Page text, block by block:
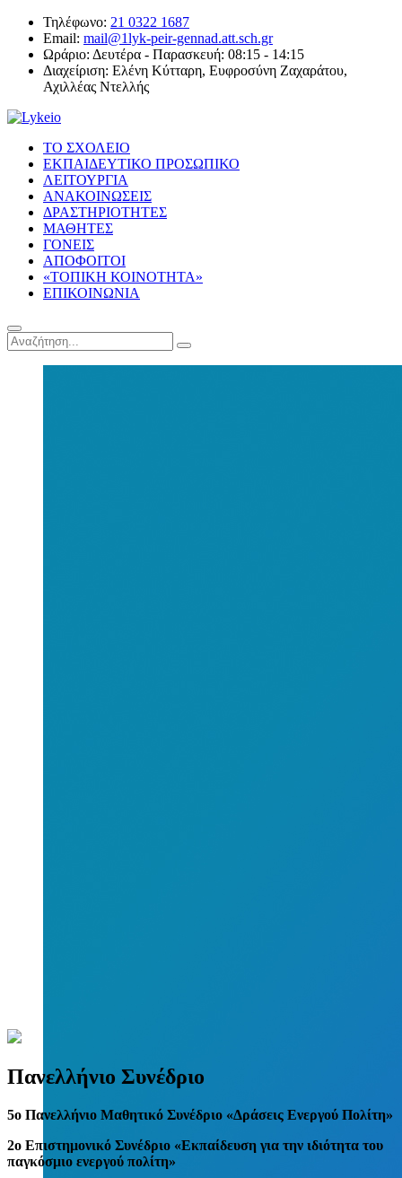
Τηλέφωνο: 21 0322 1687
Email: mail@1lyk-peir-gennad.att.sch.gr
Ωράριο: Δευτέρα - Παρασκευή: 08:15 - 14:15
Διαχείριση: Ελένη Κύτταρη, Ευφροσύνη Ζαχαράτου,
Αχιλλέας Ντελλής
ΤΟ ΣΧΟΛΕΙΟ
ΕΚΠΑΙΔΕΥΤΙΚΟ ΠΡΟΣΩΠΙΚΟ
ΛΕΙΤΟΥΡΓΙΑ
ΑΝΑΚΟΙΝΩΣΕΙΣ
ΔΡΑΣΤΗΡΙΟΤΗΤΕΣ
ΜΑΘΗΤΕΣ
ΓΟΝΕΙΣ
ΑΠΟΦΟΙΤΟΙ
«ΤΟΠΙΚΗ ΚΟΙΝΟΤΗΤΑ»
ΕΠΙΚΟΙΝΩΝΙΑ
Πανελλήνιο Συνέδριο
5o Πανελλήνιο Μαθητικό Συνέδριο «Δράσεις Ενεργού Πολίτη»
2ο Επιστημονικό Συνέδριο «Εκπαίδευση για την ιδιότητα του
παγκόσμιο ενεργού πολίτη»